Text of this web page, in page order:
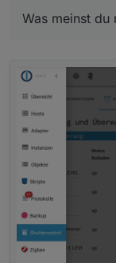
Was meinst du